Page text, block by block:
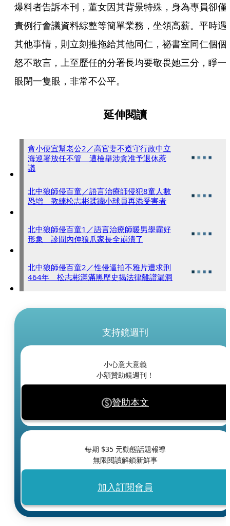
爆料者告訴本刊，董女因其背景特殊，身為專員卻僅
責例行會議資料綜整等簡單業務，坐領高薪。平時遇
其他事情，則立刻推拖給其他同仁，祕書室同仁個個
怒不敢言，上至歷任的分署長均要敬畏她三分，睜一
眼閉一隻眼，非常不公平。
延伸閱讀
貪小便宜幫老公2／高官妻不遵守行政中立
海巡署放任不管 遭檢舉涉貪准予退休惹
議
北中狼師侵百童／語言治療師侵犯8童人數
恐增 教練松志彬蹂躪小球員再添受害者
北中狼師侵百童1／語言治療師暖男學霸好
形象 診間內伸狼爪家長全崩潰了
北中狼師侵百童2／性侵逼拍不雅片遭求刑
464年 松志彬滿滿黑歷史揭法律離譜漏洞
支持鏡週刊
小心意大意義
小額贊助鏡週刊！
贊助本文
每期 $35 元動態話題報導
無限閱讀解鎖新鮮事
加入訂閱會員